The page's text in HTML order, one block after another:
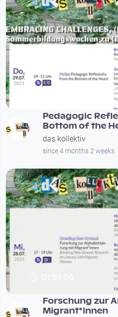
Pedagogic
Bottom of the
das kollektiv
since 4 months 2 weeks
Forschung zur
Migrant*innen